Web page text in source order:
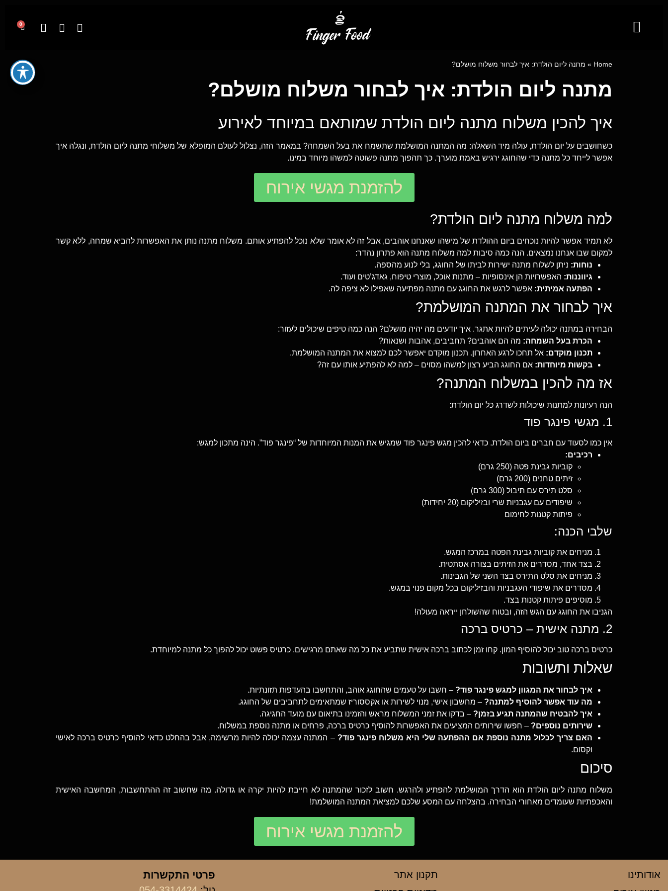
0
Home
» מתנה ליום הולדת: איך לבחור משלוח מושלם?
מתנה ליום הולדת: איך לבחור משלוח מושלם?
איך להכין משלוח מתנה ליום הולדת שמותאם במיוחד לאירוע
כשחושבים על יום הולדת, עולה מיד השאלה: מה המתנה המושלמת שתשמח את בעל השמחה? במאמר הזה, נצלול לעולם המופלא של משלוחי מתנה ליום הולדת, ונגלה איך
אפשר לייחד כל מתנה כדי שהחוגג ירגיש באמת מוערך. כך תהפוך מתנה פשוטה למשהו מיוחד במינו.
להזמנת מגשי אירוח
למה משלוח מתנה ליום הולדת?
לא תמיד אפשר להיות נוכחים ביום ההולדת של מישהו שאנחנו אוהבים, אבל זה לא אומר שלא נוכל להפתיע אותם. משלוח מתנה נותן את האפשרות להביא שמחה, ללא קשר
למקום שבו אנחנו נמצאים. הנה כמה סיבות למה משלוח מתנה הוא פתרון נהדר:
נוחות: ניתן לשלוח מתנה ישירות לביתו של החוגג, בלי לנוע מהספה.
גיווננות: האפשרויות הן אינסופיות – מתנות אוכל, מוצרי טיפוח, גאדג’טים ועוד.
הפתעה אמיתית: אפשר לרגש את החוגג עם מתנה מפתיעה שאפילו לא ציפה לה.
איך לבחור את המתנה המושלמת?
הבחירה במתנה יכולה לעיתים להיות אתגר. איך יודעים מה יהיה מושלם? הנה כמה טיפים שיכולים לעזור:
הכרת בעל השמחה: מה הם אוהבים? תחביבים, אהבות ושנאות?
תכנון מוקדם: אל תחכו לרגע האחרון. תכנון מוקדם יאפשר לכם למצוא את המתנה המושלמת.
בקשות מיוחדות: אם החוגג הביע רצון למשהו מסוים – למה לא להפתיע אותו עם זה?
אז מה להכין במשלוח המתנה?
הנה רעיונות למתנות שיכולות לשדרג כל יום הולדת:
1. מגשי פינגר פוד
אין כמו לסעוד עם חברים ביום הולדת. כדאי להכין מגש פינגר פוד שמגיש את המנות המיוחדות של “פינגר פוד”. הינה מתכון למגש:
רכיבים:
קוביות גבינת פטה (250 גרם)
זיתים טחנים (200 גרם)
סלט תירס עם תיבול (300 גרם)
שיפודים עם עגבניות שרי ובזיליקום (20 יחידות)
פיתות קטנות לחימום
שלבי הכנה:
מניחים את קוביות גבינת הפטה במרכז המגש.
בצד אחד, מסדרים את הזיתים בצורה אסתטית.
מניחים את סלט התירס בצד השני של הגבינות.
מסדרים את שיפודי העגבניות והבזיליקום בכל מקום פנוי במגש.
מוסיפים פיתות קטנות בצד.
הגניבו את החוגג עם הגש הזה, ובטוח שהשולחן ייראה מעולה!
2. מתנה אישית – כרטיס ברכה
כרטיס ברכה טוב יכול להוסיף המון. קחו זמן לכתוב ברכה אישית שתביע את כל מה שאתם מרגישים. כרטיס פשוט יכול להפוך כל מתנה למיוחדת.
שאלות ותשובות
איך לבחור את המגוון למגש פינגר פוד? – חשבו על טעמים שהחוגג אוהב, והתחשבו בהעדפות תזונתיות.
מה עוד אפשר להוסיף למתנה? – מחשבון אישי, מנוי לשירות או אקססוריז שמתאימים לתחביבים של החוגג.
איך להבטיח שהמתנה תגיע בזמן? – בדקו את זמני המשלוח מראש והזמינו בתיאום עם מועד החגיגה.
שירותים נוספים? – חפשו שירותים המציעים את האפשרות להוסיף כרטיס ברכה, פרחים או מתנה נוספת במשלוח.
האם צריך לכלול מתנה נוספת אם ההפתעה שלי היא משלוח פינגר פוד? – המתנה עצמה יכולה להיות מרשימה, אבל בהחלט כדאי להוסיף כרטיס ברכה לאישי
וקסום.
סיכום
משלוח מתנה ליום הולדת הוא הדרך המושלמת להפתיע ולהרגש. חשוב לזכור שהמתנה לא חייבת להיות יקרה או גדולה. מה שחשוב זה ההתחשבות, המחשבה האישית
והאכפתיות שעומדים מאחורי הבחירה. בהצלחה עם המסע שלכם למציאת המתנה המושלמת!
להזמנת מגשי אירוח
אודותינו
תקנון אתר
פרטי התקשרות